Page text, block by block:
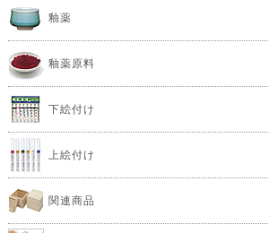
釉薬
釉薬原料
下絵付け
上絵付け
関連商品